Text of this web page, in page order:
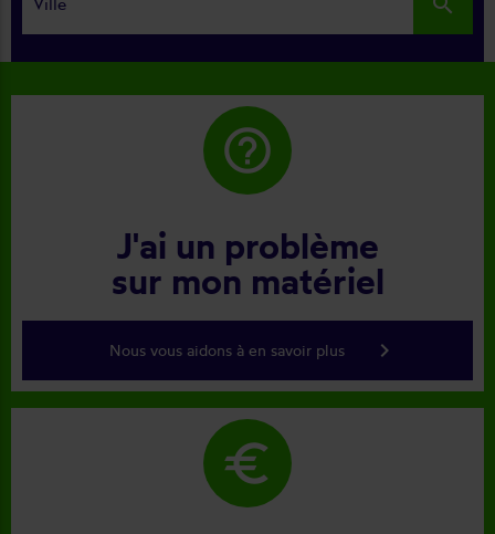
help_outline
J'ai un problème
sur mon matériel
Nous vous aidons à en savoir plus keyboard_arrow_right
euro